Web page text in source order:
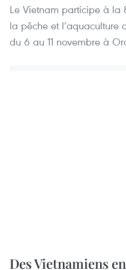
Le Vietnam participe à la
la pêche et l’aquaculture
du 6 au 11 novembre à
Des Vietnamiens